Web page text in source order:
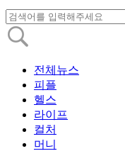
전체뉴스
피플
헬스
라이프
컬처
머니